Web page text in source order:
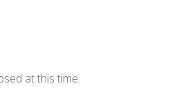
at this time.